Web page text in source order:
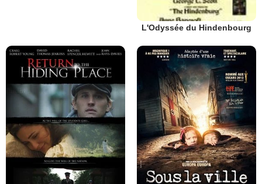
L'Odyssée du Hindenbourg